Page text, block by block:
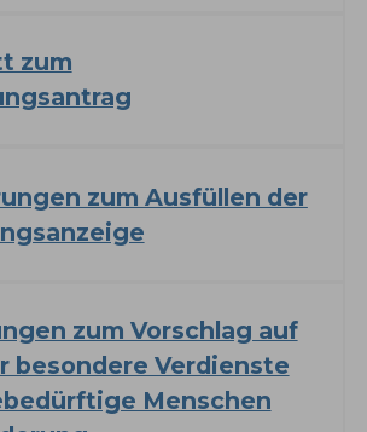
zum
zum Ausfüllen der
zum Vorschlag auf
besondere Verdienste
Menschen